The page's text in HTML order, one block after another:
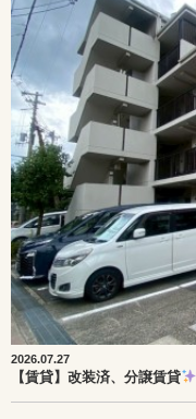
2026.07.27
【賃貸】改装済、分譲賃貸